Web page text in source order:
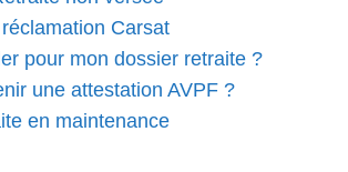
Carsat
pour mon dossier retraite ?
une attestation AVPF ?
en maintenance